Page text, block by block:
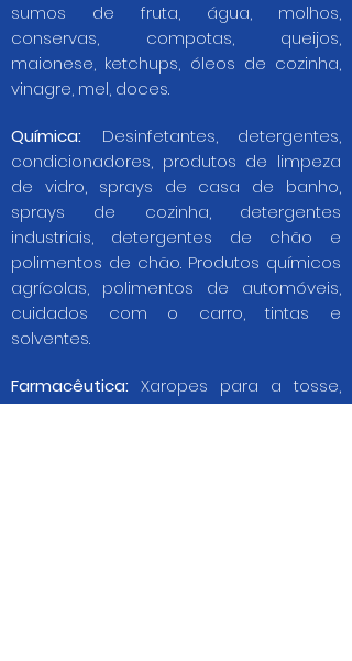
sumos de fruta, água, molhos,
conservas, compotas, queijos,
maionese, ketchups, óleos de cozinha,
vinagre, mel, doces.
Química: Desinfetantes, detergentes,
condicionadores, produtos de limpeza
de vidro, sprays de casa de banho,
sprays de cozinha, detergentes
industriais, detergentes de chão e
polimentos de chão. Produtos químicos
agrícolas, polimentos de automóveis,
cuidados com o carro, tintas e
solventes.
Farmacêutica: Xaropes para a tosse,
loções de lavagem ocular, líquidos